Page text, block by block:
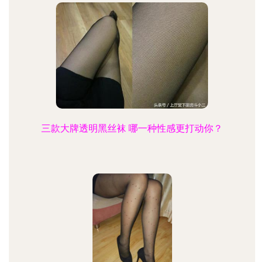
三款大牌透明黑丝袜 哪一种性感更打动你？